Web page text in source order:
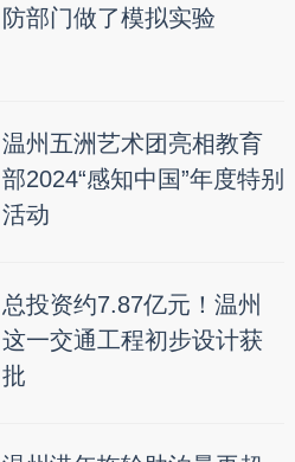
防部门做了模拟实验
温州五洲艺术团亮相教育
部2024“感知中国”年度特别
活动
总投资约7.87亿元！温州
这一交通工程初步设计获
批